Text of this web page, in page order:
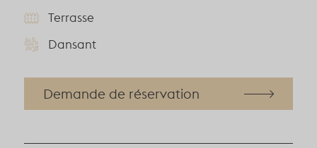
Terrasse
Dansant
Demande de réservation